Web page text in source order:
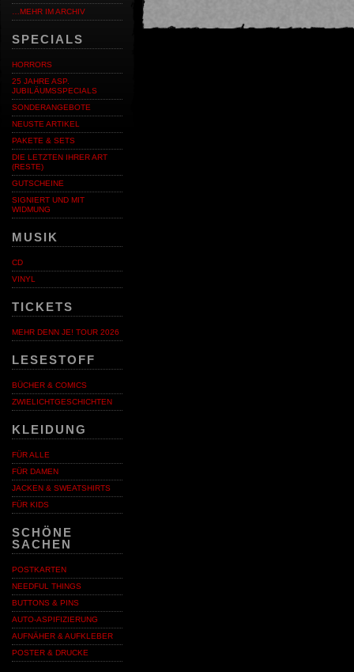
…MEHR IM ARCHIV
SPECIALS
HORRORS
25 JAHRE ASP.
JUBILÄUMSSPECIALS
SONDERANGEBOTE
NEUSTE ARTIKEL
PAKETE & SETS
DIE LETZTEN IHRER ART
(RESTE)
GUTSCHEINE
SIGNIERT UND MIT
WIDMUNG
MUSIK
CD
VINYL
TICKETS
MEHR DENN JE! TOUR 2026
LESESTOFF
BÜCHER & COMICS
ZWIELICHTGESCHICHTEN
KLEIDUNG
FÜR ALLE
FÜR DAMEN
JACKEN & SWEATSHIRTS
FÜR KIDS
SCHÖNE
SACHEN
POSTKARTEN
NEEDFUL THINGS
BUTTONS & PINS
AUTO-ASPIFIZIERUNG
AUFNÄHER & AUFKLEBER
POSTER & DRUCKE